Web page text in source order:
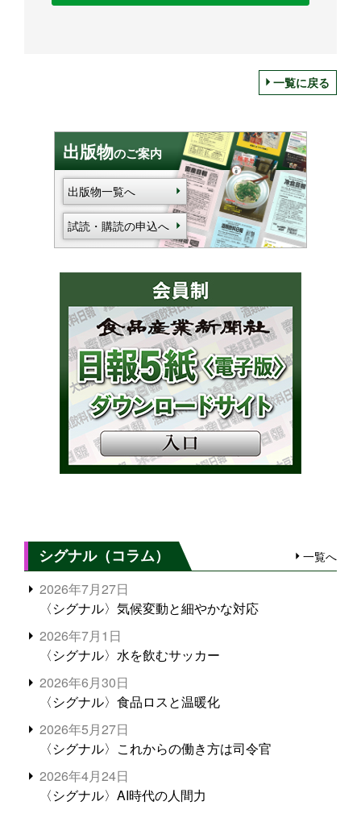
一覧に戻る
出版物のご案内
出版物一覧へ
試読・購読の申込へ
シグナル（コラム） 一覧へ
2026年7月27日
〈シグナル〉気候変動と細やかな対応
2026年7月1日
〈シグナル〉水を飲むサッカー
2026年6月30日
〈シグナル〉食品ロスと温暖化
2026年5月27日
〈シグナル〉これからの働き方は司令官
2026年4月24日
〈シグナル〉AI時代の人間力